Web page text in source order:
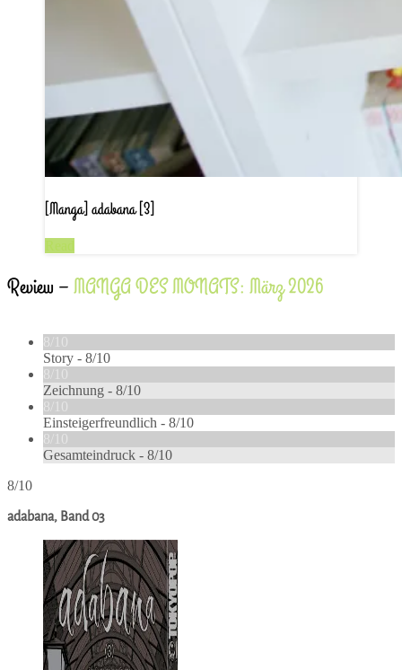
[Manga] adabana [3]
Review –MANGA DES MONATS: März 2026
8/10
Story - 8/10
8/10
Zeichnung - 8/10
8/10
Einsteigerfreundlich - 8/10
8/10
Gesamteindruck - 8/10
8/10
adabana, Band 03